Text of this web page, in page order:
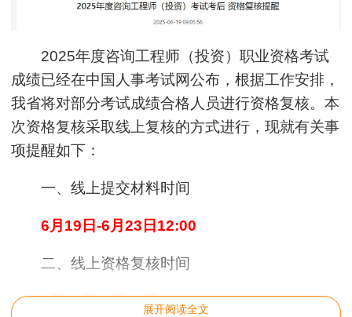
2025年度咨询工程师（投资）职业资格考试
成绩已经在中国人事考试网公布，根据工作安排，
我省将对部分考试成绩合格人员进行资格复核。本
次资格复核采取线上复核的方式进行，现就有关事
项提醒如下：
一、线上提交材料时间
6月19日-6月23日12:00
二、线上资格复核时间
6月23日-6月25日17:00
展开阅读全文